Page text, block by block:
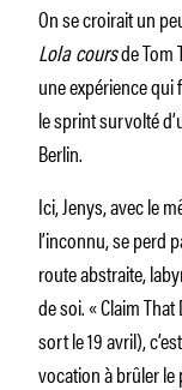
On se croirait un
Lola coursde Tom
une expérience qui
le sprint survolté
Berlin.
Ici, Jenys, avec le
l’inconnu, se perd
route abstraite,
de soi. « Claim
sort le 19 avril),
vocation à brûler